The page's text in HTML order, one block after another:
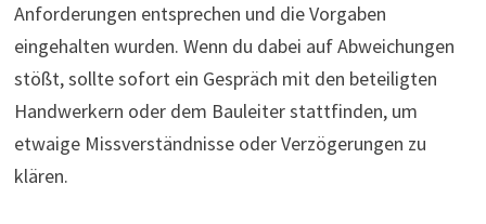
Anforderungen entsprechen und die Vorgaben
eingehalten wurden. Wenn du dabei auf Abweichungen
stößt, sollte sofort ein Gespräch mit den beteiligten
Handwerkern oder dem Bauleiter stattfinden, um
etwaige Missverständnisse oder Verzögerungen zu
klären.